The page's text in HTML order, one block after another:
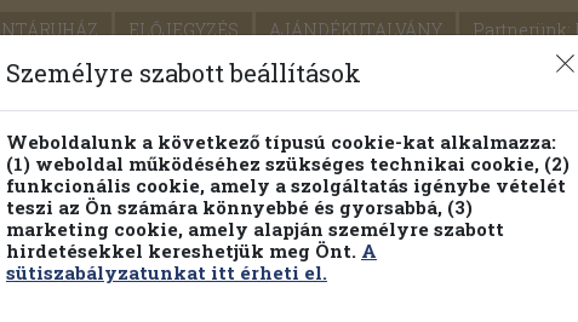
ELŐJEGYZÉS AJÁNDÉKUTALVÁNY Partnerünk:
SEGÍTSÉG
PILLANATNYI ÁRAINK ÖRÖK TÖRTÉNETEK
Részletes kereső Témaköri fa
Személyre szabott beállítások
Weboldalunk a következő típusú cookie-kat alkalmazza:
(1) weboldal működéséhez szükséges technikai cookie, (2)
funkcionális cookie, amely a szolgáltatás igénybe vételét
teszi az Ön számára könnyebbé és gyorsabbá, (3)
marketing cookie, amely alapján személyre szabott
hirdetésekkel kereshetjük meg Önt. A
sütiszabályzatunkat itt érheti el.